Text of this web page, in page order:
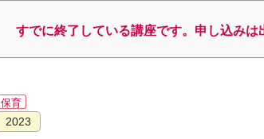
すでに終了している講座です。申し込みは
保育
2023